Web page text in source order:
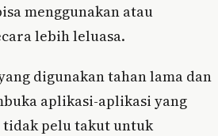
menggunakan atau
lebih leluasa.
digunakan tahan lama dan
aplikasi-aplikasi yang
pelu takut untuk